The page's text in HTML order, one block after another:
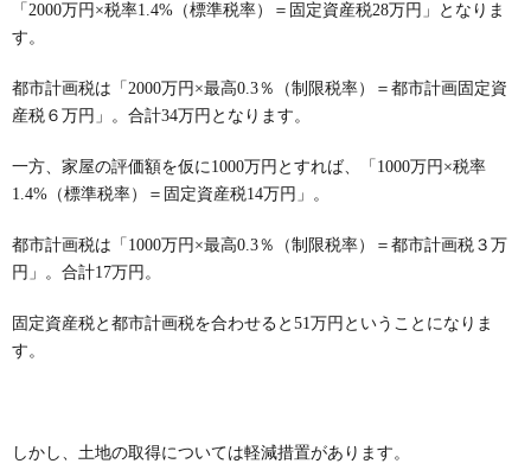
「 2000万円×税率1.4% （標準税率）＝固定資産税28万円」となりま
す。
都市計画税は「 2000万円×最高0.3％（制限税率）＝都市計画固定資
産税６万円」。合計34万円となります。
一方、家屋の評価額を仮に1000万円とすれば、「 1000万円×税率
1.4% （標準税率）＝固定資産税14万円」。
都市計画税は「 1000万円×最高0.3％（制限税率）＝都市計画税３万
円」。合計17万円。
固定資産税と都市計画税を合わせると 51万円ということになりま
す。
しかし、土地の取得については軽減措置があります。